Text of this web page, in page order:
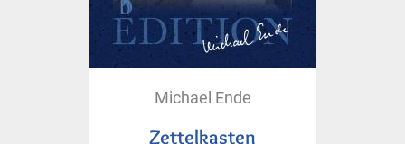
Michael Ende
Zettelkasten